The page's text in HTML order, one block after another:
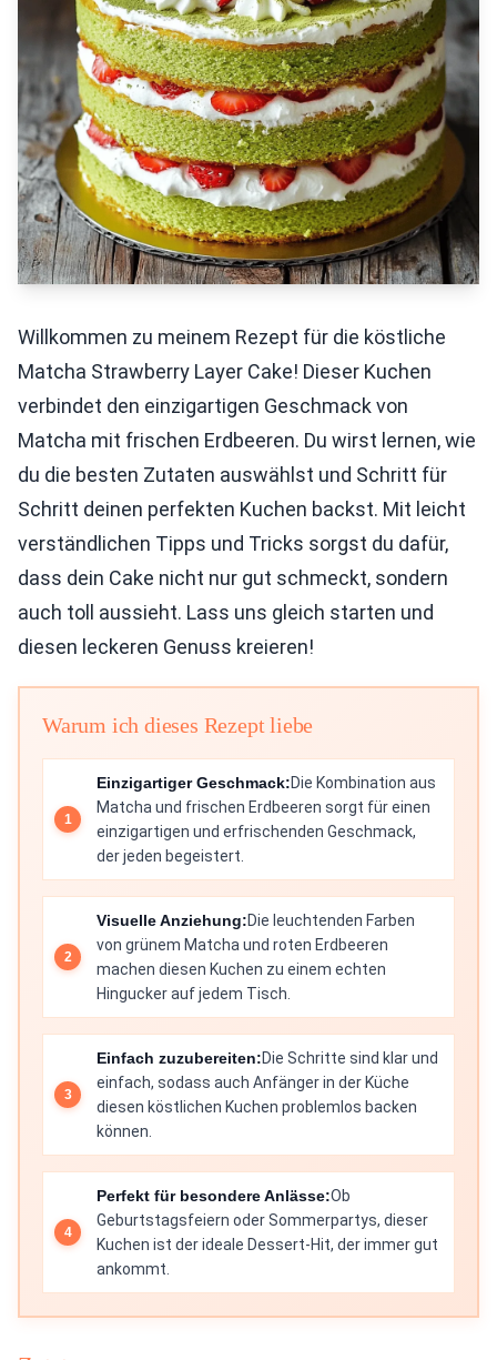
Willkommen zu meinem Rezept für die köstliche
Matcha Strawberry Layer Cake! Dieser Kuchen
verbindet den einzigartigen Geschmack von
Matcha mit frischen Erdbeeren. Du wirst lernen, wie
du die besten Zutaten auswählst und Schritt für
Schritt deinen perfekten Kuchen backst. Mit leicht
verständlichen Tipps und Tricks sorgst du dafür,
dass dein Cake nicht nur gut schmeckt, sondern
auch toll aussieht. Lass uns gleich starten und
diesen leckeren Genuss kreieren!
Warum ich dieses Rezept liebe
Einzigartiger Geschmack:Die Kombination aus
Matcha und frischen Erdbeeren sorgt für einen
einzigartigen und erfrischenden Geschmack,
der jeden begeistert.
Visuelle Anziehung:Die leuchtenden Farben
von grünem Matcha und roten Erdbeeren
machen diesen Kuchen zu einem echten
Hingucker auf jedem Tisch.
Einfach zuzubereiten:Die Schritte sind klar und
einfach, sodass auch Anfänger in der Küche
diesen köstlichen Kuchen problemlos backen
können.
Perfekt für besondere Anlässe:Ob
Geburtstagsfeiern oder Sommerpartys, dieser
Kuchen ist der ideale Dessert-Hit, der immer gut
ankommt.